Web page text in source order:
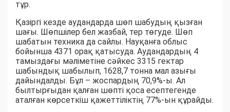
тұр.
Қазіргі кезде аудандарда шөп шабудың қызған
шағы. Шөпшілер бел жазбай, тер төгуде. Шөп
шабатын техника да сайлы. Науқанға облыс
бойынша 4371 орақ қатысуда. Аудандардың 4
тамыздағы мәліметіне сәйкес 3315 гектар
шабындық шабылып, 1628,7 тонна мал азығы
дайындалды. Бұл – жоспардың 70,9%-ы. Ал
былтырғыдан қалған шөпті қоса есептегенде
аталған көрсеткіш қажеттіліктің 77%-ын құрайды.